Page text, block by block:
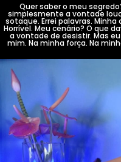
Quer saber o meu
simplesmente a vontade
sotaque. Errei palavras.
Horrível. Meu cenário? O que
a vontade de desistir. Mas
mim. Na minha força. Na